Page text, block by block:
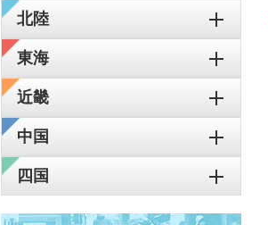
北陸
東海
近畿
中国
四国